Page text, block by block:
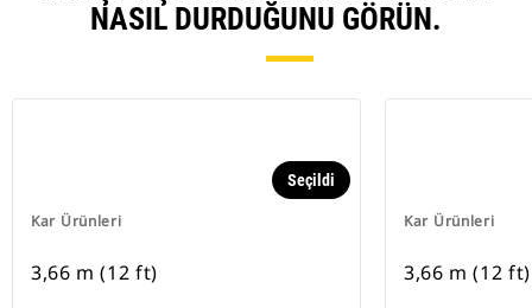
NASIL DURDUĞUNU GÖRÜN.
Kar Ürünleri
Seçildi
3,66 m (12 ft)
Kar Ürünleri
3,66 m (12 ft)